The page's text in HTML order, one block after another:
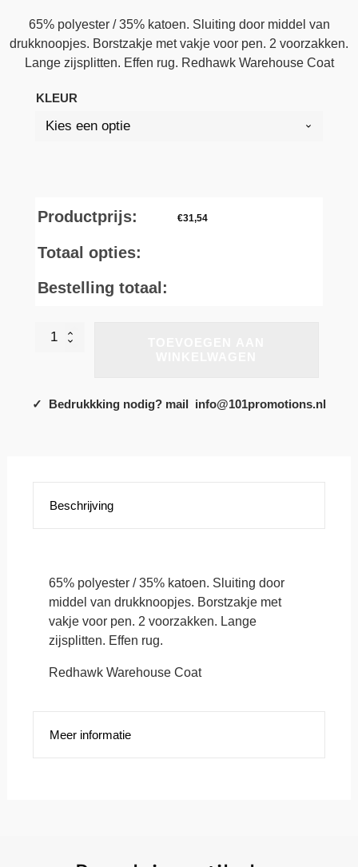
65% polyester / 35% katoen. Sluiting door middel van
drukknoopjes. Borstzakje met vakje voor pen. 2 voorzakken.
Lange zijsplitten. Effen rug. Redhawk Warehouse Coat
KLEUR
Productprijs: €31,54
Totaal opties:
Bestelling totaal:
Slagersjas.
verkrijgbaar!
✓ Bedrukkking nodig? mail info@101promotions.nl
Beschrijving
65% polyester / 35% katoen. Sluiting door
middel van drukknoopjes. Borstzakje met
vakje voor pen. 2 voorzakken. Lange
zijsplitten. Effen rug.
Redhawk Warehouse Coat
Meer informatie